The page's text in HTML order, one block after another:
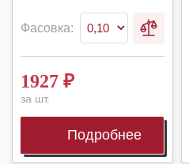
Фасовка:
1927 ₽
за шт.
Подробнее